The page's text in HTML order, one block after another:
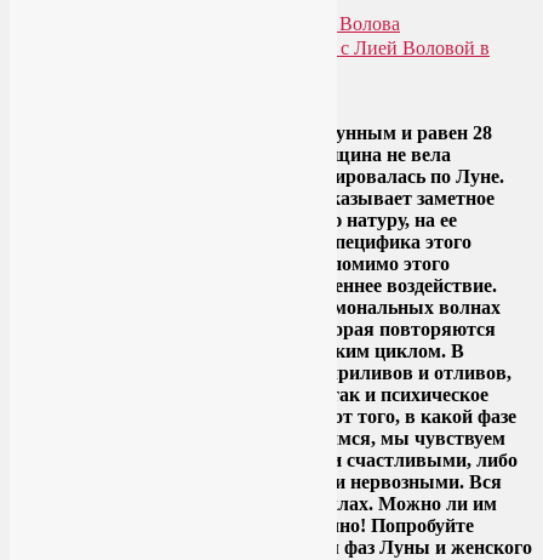
Лия Волова
Практики для здоровья тела и души с Лией Воловой в
В идеале женский цикл совпадает с лунным и равен 28
дням. Так было в старину, когда женщина не вела
менструальный календарь, а ориентировалась по Луне.
Как в прошлом, так и сейчас Луна оказывает заметное
влияние на чувствительную женскую натуру, на ее
самочувствие и настроение. Сила и специфика этого
влияния меняется каждый день. Но помимо этого
внешнего, существует мощное внутреннее воздействие.
Женщина постоянно качается на гормональных волнах
своего организма по траектории, которая повторяются
снова и снова с каждым новым женским циклом. В
зависимости от этих гормональных приливов и отливов,
опять же, меняется как физическое, так и психическое
состояние женщины. В зависимости от того, в какой фазе
лунного и женского цикла мы находимся, мы чувствуем
себя либо здоровыми, энергичными и счастливыми, либо
раздувшимися, вялыми, грустными и нервозными. Вся
жизнь женщины проходит в этих циклах. Можно ли им
что-нибудь противопоставить? Конечно! Попробуйте
практиковать женскую йогу с учетом фаз Луны и женского